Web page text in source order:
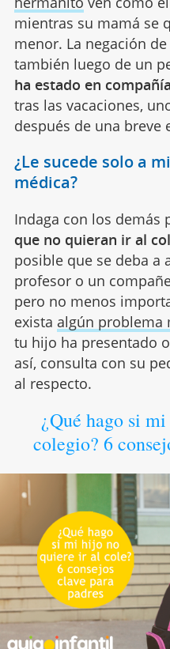
mientras su mamá se
menor. La negación
también luego de un
ha estado en
tras las vacaciones,
después de una breve
¿Le sucede solo a
médica?
Indaga con los demás
que no quieran ir al
posible que se deba a
profesor o un
pero no menos
exista algún problema
tu hijo ha presentado
así, consulta con su
al respecto.
¿Qué hago si
colegio? 6